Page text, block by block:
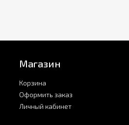
Магазин
Корзина
Оформить заказ
Личный кабинет